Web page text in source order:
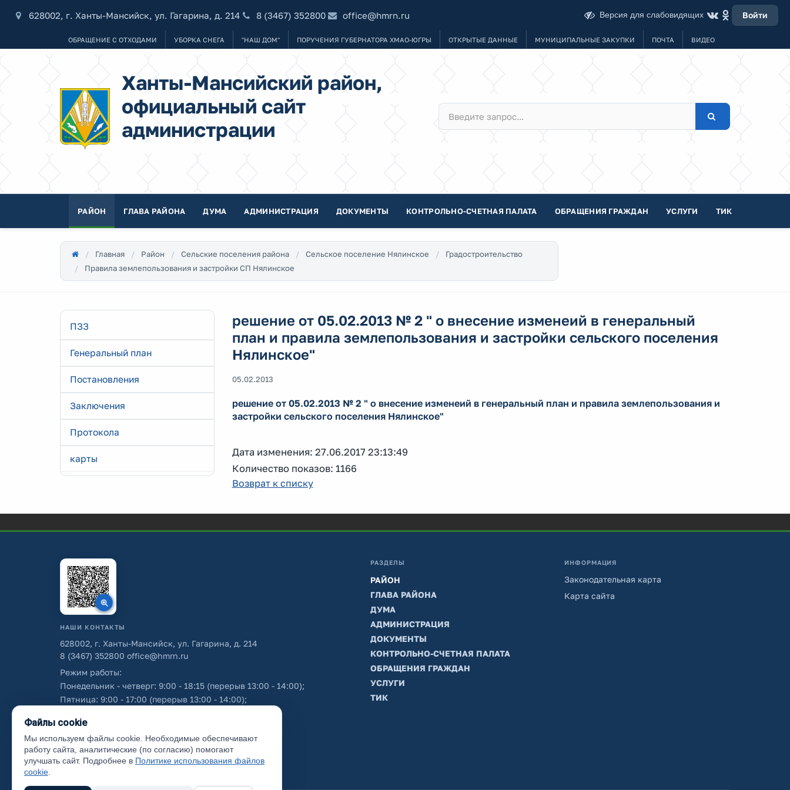
628002, г. Ханты-Мансийск, ул. Гагарина, д. 214 8 (3467) 352800 office@hmrn.ru Версия для слабовидящих Войти
ОБРАЩЕНИЕ С ОТХОДАМИ УБОРКА СНЕГА "НАШ ДОМ" ПОРУЧЕНИЯ ГУБЕРНАТОРА ХМАО-ЮГРЫ ОТКРЫТЫЕ ДАННЫЕ МУНИЦИПАЛЬНЫЕ ЗАКУПКИ ПОЧТА ВИДЕО
Ханты-Мансийский район,
официальный сайт
администрации
РАЙОН ГЛАВА РАЙОНА ДУМА АДМИНИСТРАЦИЯ ДОКУМЕНТЫ КОНТРОЛЬНО-СЧЕТНАЯ ПАЛАТА ОБРАЩЕНИЯ ГРАЖДАН УСЛУГИ ТИК
Главная Район Сельские поселения района Сельское поселение Нялинское
Градостроительство
Правила землепользования и застройки СП Нялинское
ПЗЗ
Генеральный план
Постановления
Заключения
Протокола
карты
решение от 05.02.2013 № 2 " о внесение изменеий в генеральный
план и правила землепользования и застройки сельского поселения
Нялинское"
05.02.2013
решение от 05.02.2013 № 2 " о внесение изменеий в генеральный план и правила землепользования и
застройки сельского поселения Нялинское"
Дата изменения: 27.06.2017 23:13:49
Количество показов: 1166
Возврат к списку
НАШИ КОНТАКТЫ
628002, г. Ханты-Мансийск, ул. Гагарина, д. 214
8 (3467) 352800 office@hmrn.ru
Режим работы:
Понедельник - четверг: 9:00 - 18:15 (перерыв 13:00 - 14:00);
Пятница: 9:00 - 17:00 (перерыв 13:00 - 14:00);
Об использовании персональных данных
РАЗДЕЛЫ
РАЙОН
ГЛАВА РАЙОНА
ДУМА
АДМИНИСТРАЦИЯ
ДОКУМЕНТЫ
КОНТРОЛЬНО-СЧЕТНАЯ ПАЛАТА
ОБРАЩЕНИЯ ГРАЖДАН
УСЛУГИ
ТИК
ИНФОРМАЦИЯ
Законодательная карта
Карта сайта
Файлы cookie
Мы используем файлы cookie. Необходимые обеспечивают
работу сайта, аналитические (по согласию) помогают
улучшать сайт. Подробнее в Политике использования файлов
cookie